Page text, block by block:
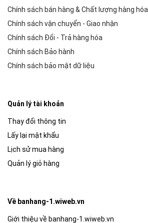
Chính sách bán hàng & Chất lượng hàng hóa
Chính sách vận chuyển - Giao nhận
Chính sách Đổi - Trả hàng hóa
Chính sách Bảo hành
Chính sách bảo mật dữ liệu
Quản lý tài khoản
Thay đổi thông tin
Lấy lại mật khẩu
Lịch sử mua hàng
Quản lý giỏ hàng
Về banhang-1.wiweb.vn
Giới thiệu về banhang-1.wiweb.vn